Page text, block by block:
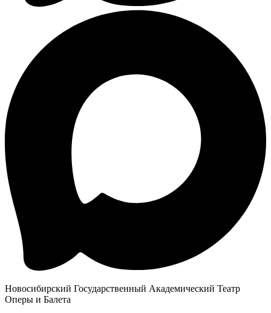
Новосибирский Государственный Академический Театр
Оперы и Балета